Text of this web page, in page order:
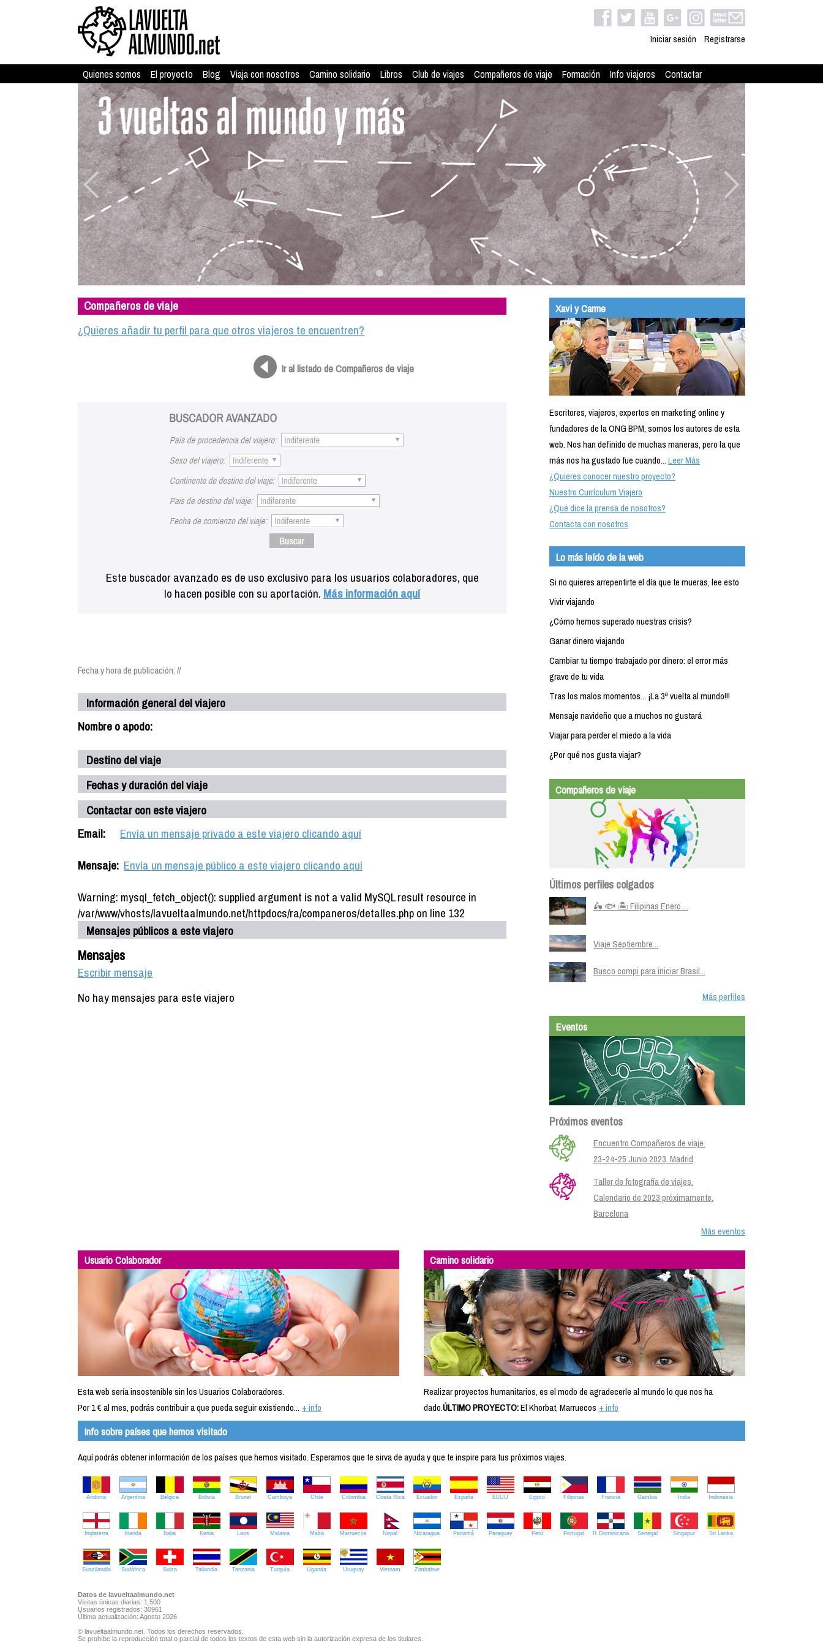
Iniciar sesión Registrarse
Quienes somos El proyecto Blog Viaja con nosotros Camino solidario Libros Club de viajes Compañeros de viaje Formación Info viajeros Contactar
Compañeros de viaje
¿Quieres añadir tu perfil para que otros viajeros te encuentren?
Ir al listado de Compañeros de viaje
Este buscador avanzado es de uso exclusivo para los usuarios colaboradores, que
lo hacen posible con su aportación. Más información aquí
Fecha y hora de publicación: //
Información general del viajero
Nombre o apodo:
Destino del viaje
Fechas y duración del viaje
Contactar con este viajero
Email:
Envía un mensaje privado a este viajero clicando aquí
Mensaje: Envía un mensaje público a este viajero clicando aquí
Warning: mysql_fetch_object(): supplied argument is not a valid MySQL result resource in
/var/www/vhosts/lavueltaalmundo.net/httpdocs/ra/companeros/detalles.php on line 132
Mensajes públicos a este viajero
Mensajes
Escribir mensaje
No hay mensajes para este viajero
Xavi y Carme
Escritores, viajeros, expertos en marketing online y
fundadores de la ONG BPM, somos los autores de esta
web. Nos han definido de muchas maneras, pero la que
más nos ha gustado fue cuando...Leer Más
¿Quieres conocer nuestro proyecto?
Nuestro Currículum Viajero
¿Qué dice la prensa de nosotros?
Contacta con nosotros
Lo más leído de la web
Si no quieres arrepentirte el día que te mueras, lee esto
Vivir viajando
¿Cómo hemos superado nuestras crisis?
Ganar dinero viajando
Cambiar tu tiempo trabajado por dinero: el error más
grave de tu vida
Tras los malos momentos... ¡La 3ª vuelta al mundo!!!
Mensaje navideño que a muchos no gustará
Viajar para perder el miedo a la vida
¿Por qué nos gusta viajar?
Compañeros de viaje
Últimos perfiles colgados
🛵 🐟 🏝️ Filipinas Enero ...
Viaje Septiembre...
Busco compi para iniciar Brasil...
Más perfiles
Eventos
Próximos eventos
Encuentro Compañeros de viaje.
23-24-25 Junio 2023. Madrid
Taller de fotografía de viajes.
Calendario de 2023 próximamente.
Barcelona
Más eventos
Usuario Colaborador
Esta web sería insostenible sin los Usuarios Colaboradores.
Por 1 € al mes, podrás contribuir a que pueda seguir existiendo... + info
Camino solidario
Realizar proyectos humanitarios, es el modo de agradecerle al mundo lo que nos ha
dado.ÚLTIMO PROYECTO:El Khorbat, Marruecos + info
Info sobre países que hemos visitado
Aquí podrás obtener información de los países que hemos visitado. Esperamos que te sirva de ayuda y que te inspire para tus próximos viajes.
Andorra Argentina Bélgica Bolivia Brunei Camboya Chile Colombia Costa Rica Ecuador España EEUU Egipto Filipinas Francia Gambia India Indonesia
Inglaterra Irlanda Italia Kenia Laos Malasia Malta Marruecos Nepal Nicaragua Panamá Paraguay Perú Portugal R.Dominicana Senegal Singapur Sri Lanka
Suazilandia Sudáfrica Suiza Tailandia Tanzania Turquía Uganda Uruguay Vietnam Zimbabue
Datos de lavueltaalmundo.net
Visitas únicas diarias: 1.500
Usuarios registrados: 30961
Última actualización: Agosto 2026
© lavueltaalmundo.net. Todos los derechos reservados.
Se prohíbe la reproducción total o parcial de todos los textos de esta web sin la autorización expresa de los titulares.